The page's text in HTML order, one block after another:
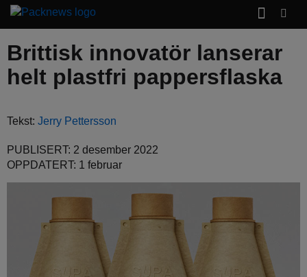
Brittisk innovatör lanserar
helt plastfri pappersflaska
Tekst: Jerry Pettersson
PUBLISERT: 2 desember 2022
OPPDATERT: 1 februar